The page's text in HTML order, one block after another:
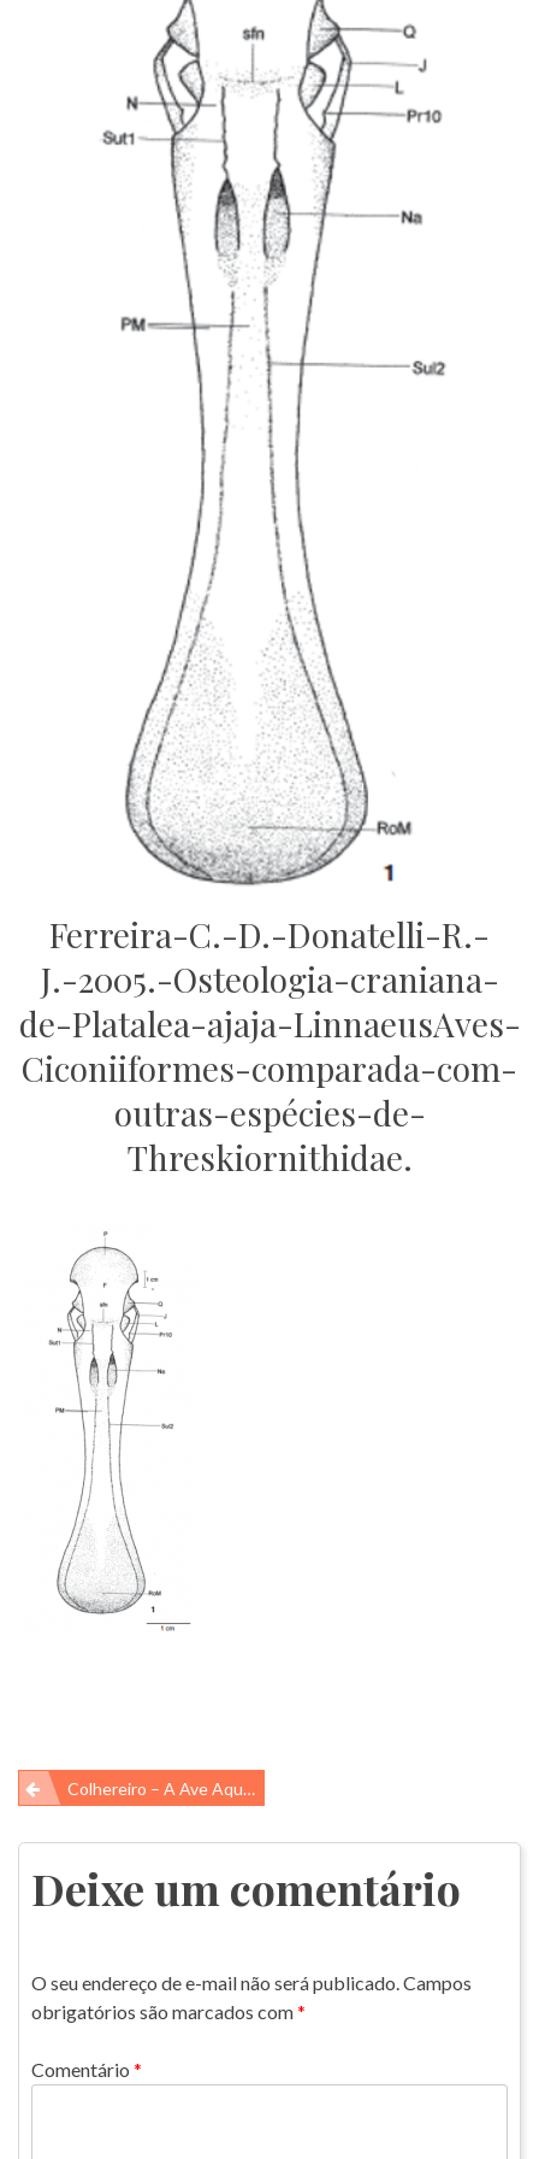
Ferreira-C.-D.-Donatelli-R.-
J.-2005.-Osteologia-craniana-
de-Platalea-ajaja-LinnaeusAves-
Ciconiiformes-comparada-com-
outras-espécies-de-
Threskiornithidae.
Navegação
de
Post
Colhereiro – A Ave Aquática Rosa!
Deixe um comentário
O seu endereço de e-mail não será publicado.Campos
obrigatórios são marcados com*
Comentário *